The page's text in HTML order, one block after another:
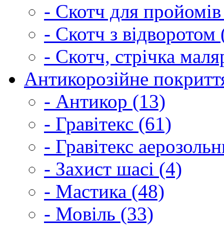
- Скотч для
- Скотч з відворотом
- Скотч, стрічка
Антикорозійне
- Антикор (13)
- Гравітекс (61)
- Гравітекс
- Захист шасі (4)
- Мастика (48)
- Мовіль (33)